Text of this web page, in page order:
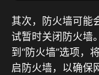
其次，防火墙可能
试暂时关闭防火墙
到“防火墙”选项，
启防火墙，以确保